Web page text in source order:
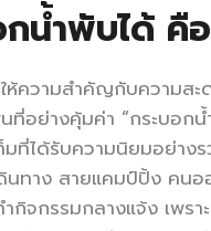
น้ำพับได้ คือ
ห้ความสำคัญกับความสะ
นที่อย่างคุ้มค่า “กระบอก
มที่ได้รับความนิยมอย่างร
นทาง สายแคมป์ปิ้ง คน
กิจกรรมกลางแจ้ง เพรา